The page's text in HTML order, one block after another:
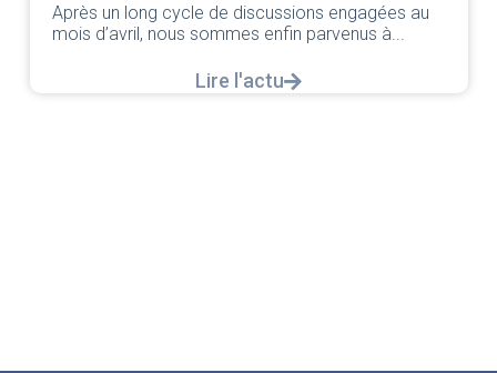
Après un long cycle de discussions engagées au
mois d’avril, nous sommes enfin parvenus à...
Lire l'actu